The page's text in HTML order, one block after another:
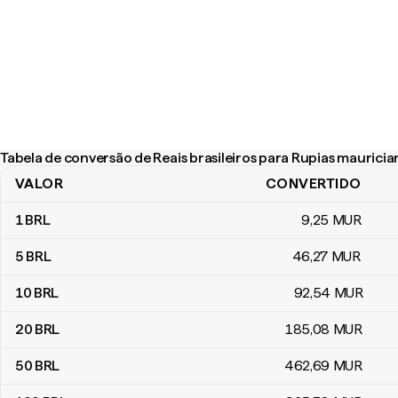
Tabela de conversão de Reais brasileiros para Rupias
Tabela de conversão de Reais brasileiros para Rupias mauricianas
VALOR CONVERTIDO
1BRL 9,25 MUR
5 BRL 46,27 MUR
10 BRL 92,54 MUR
20 BRL 185,08 MUR
50 BRL 462,69 MUR